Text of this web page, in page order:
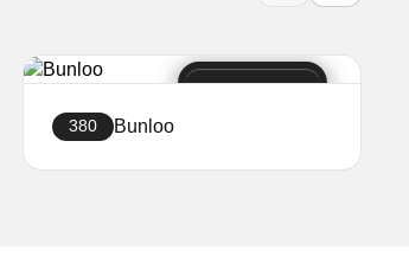
380 Bunloo